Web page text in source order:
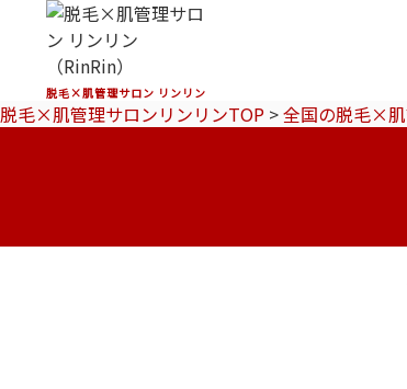
脱毛×肌管理サロン リンリン
脱毛×肌管理サロンリンリンTOP >全国の脱毛×